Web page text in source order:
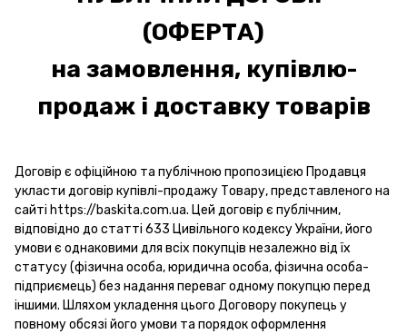
(ОФЕРТА)
на замовлення, купівлю-
продаж і доставку товарів
Договір є офіційною та публічною пропозицією Продавця
укласти договір купівлі-продажу Товару, представленого на
сайті https://baskita.com.ua. Цей договір є публічним,
відповідно до статті 633 Цивільного кодексу України, його
умови є однаковими для всіх покупців незалежно від їх
статусу (фізична особа, юридична особа, фізична особа-
підприємець) без надання переваг одному покупцю перед
іншими. Шляхом укладення цього Договору покупець у
повному обсязі його умови та порядок оформлення